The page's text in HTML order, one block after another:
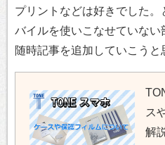
プリントなどは好きでした
バイルを使いこなせていない
随時記事を追加していこうと
ス
解